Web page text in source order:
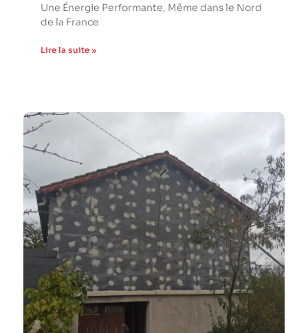
Une Énergie Performante, Même dans le Nord
de la France
Lire la suite »